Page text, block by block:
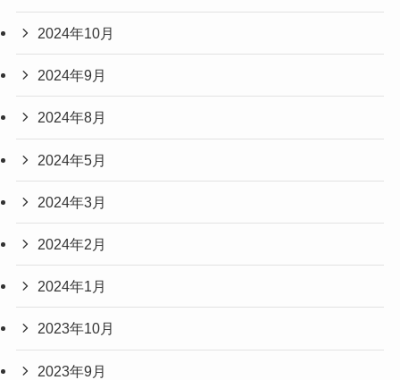
2024年10月
2024年9月
2024年8月
2024年5月
2024年3月
2024年2月
2024年1月
2023年10月
2023年9月